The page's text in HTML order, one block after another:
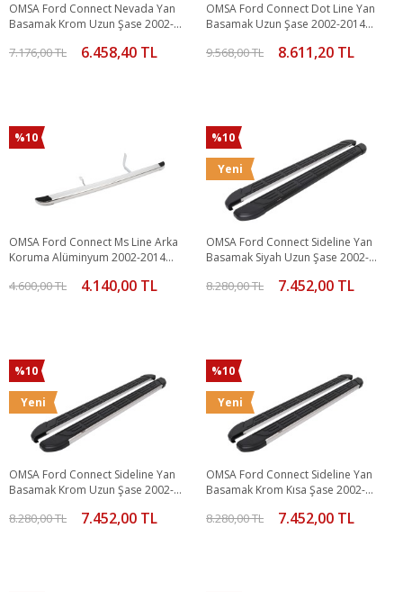
OMSA Ford Connect Nevada Yan
Basamak Krom Uzun Şase 2002-
7.176,00 TL 6.458,40 TL
OMSA Ford Connect Dot Line Yan
Basamak Uzun Şase 2002-2014
9.568,00 TL 8.611,20 TL
%10
OMSA Ford Connect Ms Line Arka
Koruma Alüminyum 2002-2014
4.600,00 TL 4.140,00 TL
%10
Yeni
OMSA Ford Connect Sideline Yan
Basamak Siyah Uzun Şase 2002-
8.280,00 TL 7.452,00 TL
%10
Yeni
OMSA Ford Connect Sideline Yan
Basamak Krom Uzun Şase 2002-
8.280,00 TL 7.452,00 TL
%10
Yeni
OMSA Ford Connect Sideline Yan
Basamak Krom Kısa Şase 2002-
8.280,00 TL 7.452,00 TL